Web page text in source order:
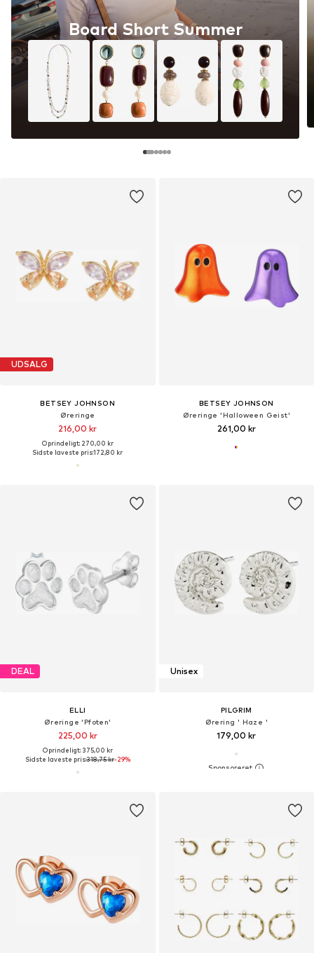
Board Short Summer
UDSALG
BETSEY JOHNSON
Øreringe
216,00 kr
Oprindeligt: 270,00 kr
Sidste laveste pris:172,80 kr
BETSEY JOHNSON
Øreringe 'Halloween Geist'
261,00 kr
DEAL
ELLI
Øreringe 'Pfoten'
225,00 kr
Oprindeligt: 375,00 kr
Sidste laveste pris:318,75 kr-29%
Unisex
PILGRIM
Ørering ' Haze '
179,00 kr